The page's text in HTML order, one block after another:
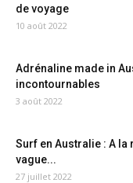
de voyage
10 août 2022
Adrénaline made in
incontournables
3 août 2022
Surf en Australie : A la
vague...
27 juillet 2022